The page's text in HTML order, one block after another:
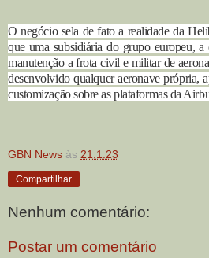
O negócio sela de fato a realidade da
que uma subsidiária do grupo europeu, a
manutenção a frota civil e militar de
desenvolvido qualquer aeronave própria,
customização sobre as plataformas da
GBN News às 21.1.23
Compartilhar
Nenhum comentário:
Postar um comentário